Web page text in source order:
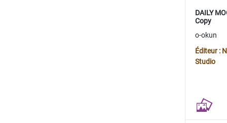
DAILY
Copy
o-okun
Éditeur :
Studio